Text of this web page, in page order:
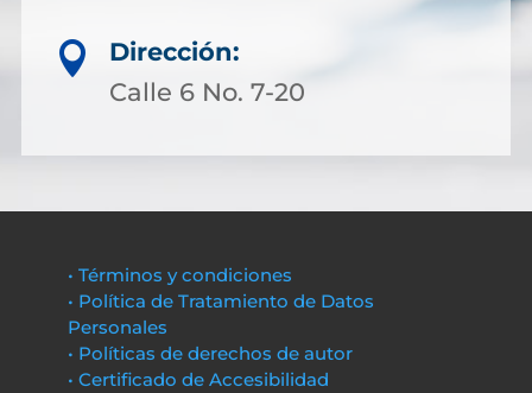

Dirección:
Calle 6 No. 7-20
• Términos y condiciones
• Política de Tratamiento de Datos
Personales
• Políticas de derechos de autor
• Certificado de Accesibilidad